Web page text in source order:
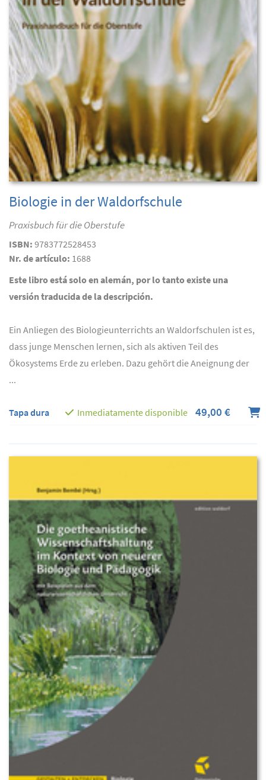
Biologie in der Waldorfschule
Praxisbuch für die Oberstufe
ISBN: 9783772528453
Nr. de artículo: 1688
Este libro está solo en alemán, por lo tanto existe una
versión traducida de la descripción.
Ein Anliegen des Biologieunterrichts an Waldorfschulen ist es,
dass junge Menschen lernen, sich als aktiven Teil des
Ökosystems Erde zu erleben. Dazu gehört die Aneignung der
...
Tapa dura Inmediatamente disponible 49,00 €